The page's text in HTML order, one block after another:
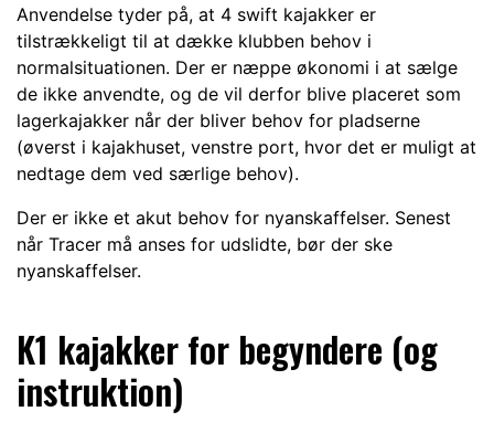
Anvendelse tyder på, at 4 swift kajakker er
tilstrækkeligt til at dække klubben behov i
normalsituationen. Der er næppe økonomi i at sælge
de ikke anvendte, og de vil derfor blive placeret som
lagerkajakker når der bliver behov for pladserne
(øverst i kajakhuset, venstre port, hvor det er muligt at
nedtage dem ved særlige behov).
Der er ikke et akut behov for nyanskaffelser. Senest
når Tracer må anses for udslidte, bør der ske
nyanskaffelser.
K1 kajakker for begyndere (og
instruktion)